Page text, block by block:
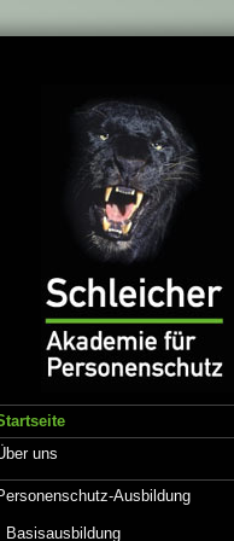
uns
Ausbildung
Basisausbildung